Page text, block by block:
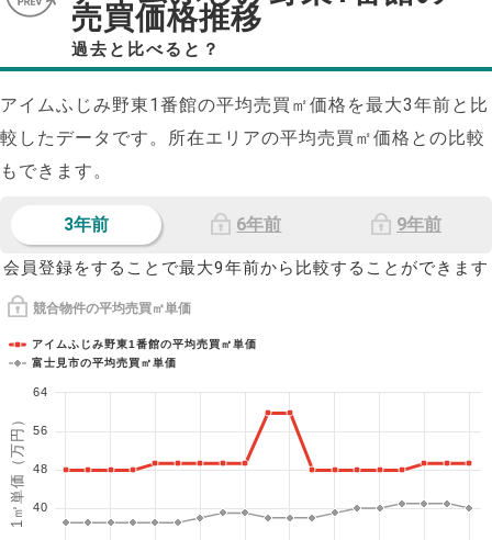
売買価格推移
過去と比べると？
アイムふじみ野東1番館の平均売買㎡価格を最大3年前と比
較したデータです。所在エリアの平均売買㎡価格との比較
もできます。
3年前 6年前 9年前
会員登録をすることで最大9年前から比較することができます
競合物件の平均売買㎡単価
1㎡単価（万円）
アイムふじみ野東1番館の平均売買㎡単価
富士見市の平均売買㎡単価
40
48
56
64